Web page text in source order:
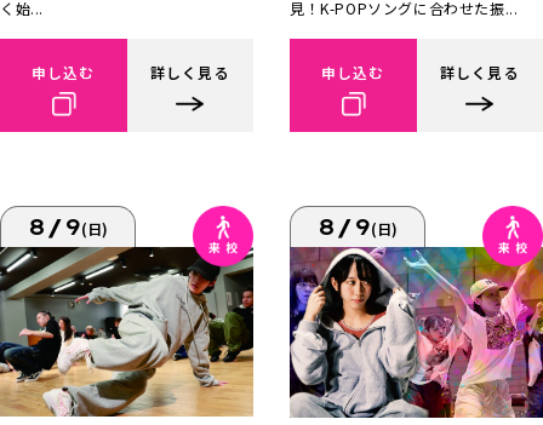
く始...
申し込む 詳しく見る
見！K-POPソングに合わせた振...
申し込む 詳しく見る
8/9(日) 8/9(日)